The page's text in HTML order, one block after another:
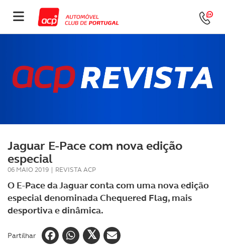
Jaguar E-Pace com nova edição
especial
06 MAIO 2019 | REVISTA ACP
O E-Pace da Jaguar conta com uma nova edição
especial denominada Chequered Flag, mais
desportiva e dinâmica.
Partilhar